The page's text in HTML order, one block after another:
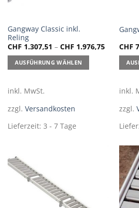
Gangway Classic inkl.
Reling
CHF 1.307,51 – CHF 1.976,75
AUSFÜHRUNG WÄHLEN
Dieses
Produkt
weist
mehrere
Varianten
Die
können
auf
gewählt
werden
inkl. MwSt.
zzgl. Versandkosten
Lieferzeit: 3 - 7 Tage
CHF
weist
Die
auf
inkl.
zzgl.